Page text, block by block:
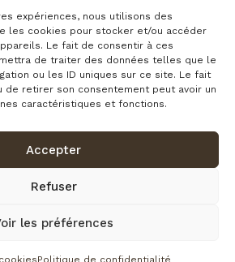
expériences, nous utilisons des
les cookies pour stocker et/ou accéder
Le fait de consentir à ces
de traiter des données telles que le
ou les ID uniques sur ce site. Le fait
de retirer son consentement peut avoir un
caractéristiques et fonctions.
Accepter
Refuser
les préférences
Politique de confidentialité
La Chambre de la
Cascade
La Chambre d’Astrée
Le Gîte de
Clairefontaine
Conditions générales de vente
Plan du site
par l’Agence IDCOM